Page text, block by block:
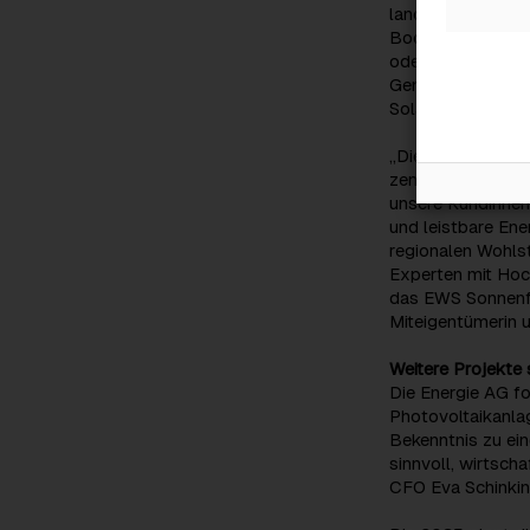
oder vollständig
Gemeinde
Solarstrom aus
„Die starke
zentraler
unsere
und leistbare
regionalen
Experten mit
das EWS
Miteigentümerin
Weitere Projekte
Die Energie AG
Bekenntnis zu
sinnvoll,
CFO Eva